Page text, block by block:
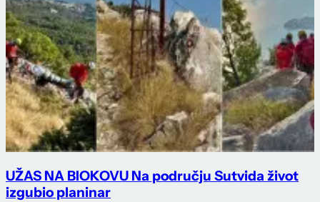
UŽAS NA BIOKOVU Na području Sutvida život
izgubio planinar